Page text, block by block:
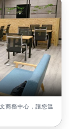
商務中心，讓您溫